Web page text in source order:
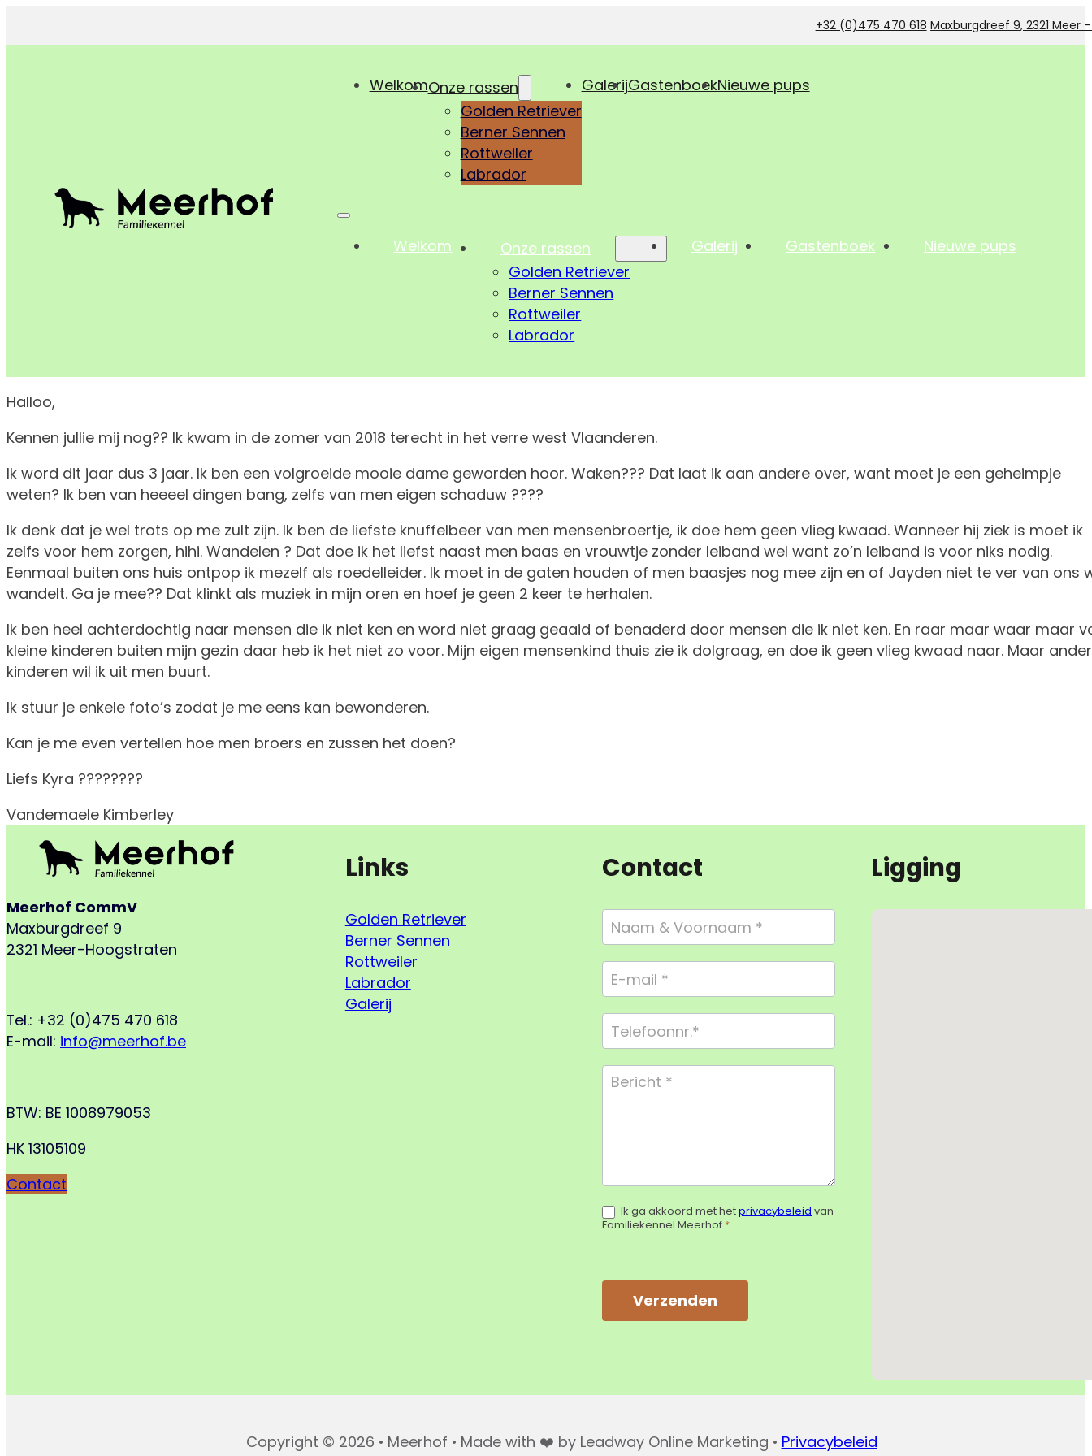
+32 (0)475 470 618 Maxburgdreef 9, 2321 Meer
WelkomOnze rassen
Golden Retriever
Berner Sennen
Rottweiler
Labrador
GalerijGastenboekNieuwe pups
Welkom
Onze rassen
Golden Retriever
Berner Sennen
Rottweiler
Labrador
Galerij Gastenboek Nieuwe pups
Halloo,
Kennen jullie mij nog?? Ik kwam in de zomer van 2018 terecht in het verre west Vlaanderen.
Ik word dit jaar dus 3 jaar. Ik ben een volgroeide mooie dame geworden hoor. Waken??? Dat laat ik aan andere over, want moet je een geheimpje
weten? Ik ben van heeeel dingen bang, zelfs van men eigen schaduw ????
Ik denk dat je wel trots op me zult zijn. Ik ben de liefste knuffelbeer van men mensenbroertje, ik doe hem geen vlieg kwaad. Wanneer hij ziek is moet ik
zelfs voor hem zorgen, hihi. Wandelen ? Dat doe ik het liefst naast men baas en vrouwtje zonder leiband wel want zo’n leiband is voor niks nodig.
Eenmaal buiten ons huis ontpop ik mezelf als roedelleider. Ik moet in de gaten houden of men baasjes nog mee zijn en of Jayden niet te ver van ons
wandelt. Ga je mee?? Dat klinkt als muziek in mijn oren en hoef je geen 2 keer te herhalen.
Ik ben heel achterdochtig naar mensen die ik niet ken en word niet graag geaaid of benaderd door mensen die ik niet ken. En raar maar waar maar
kleine kinderen buiten mijn gezin daar heb ik het niet zo voor. Mijn eigen mensenkind thuis zie ik dolgraag, en doe ik geen vlieg kwaad naar. Maar
kinderen wil ik uit men buurt.
Ik stuur je enkele foto’s zodat je me eens kan bewonderen.
Kan je me even vertellen hoe men broers en zussen het doen?
Liefs Kyra ????????
Vandemaele Kimberley
Meerhof CommV
Maxburgdreef 9
2321 Meer-Hoogstraten
Tel.: +32 (0)475 470 618
E-mail: info@meerhof.be
BTW: BE 1008979053
HK 13105109
Contact
Links
Golden Retriever
Berner Sennen
Rottweiler
Labrador
Galerij
Contact
Footer
Form
Compact
Ik ga akkoord met hetprivacybeleid van
Familiekennel Meerhof.*
Verzenden
Ligging
Geen locaties gevonden
Copyright © 2026 • Meerhof • Made with ❤️ by Leadway Online Marketing • Privacybeleid